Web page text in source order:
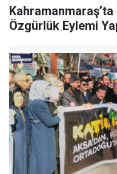
Özgürlük Eylemi